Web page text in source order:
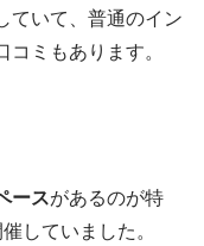
ていて、普通のイン
ミもあります。
ースがあるのが特
していました。